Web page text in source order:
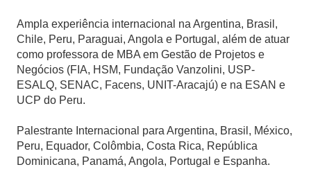
Ampla experiência internacional na Argentina, Brasil,
Chile, Peru, Paraguai, Angola e Portugal, além de atuar
como professora de MBA em Gestão de Projetos e
Negócios (FIA, HSM, Fundação Vanzolini, USP-
ESALQ, SENAC, Facens, UNIT-Aracajú) e na ESAN e
UCP do Peru.
Palestrante Internacional para Argentina, Brasil, México,
Peru, Equador, Colômbia, Costa Rica, República
Dominicana, Panamá, Angola, Portugal e Espanha.